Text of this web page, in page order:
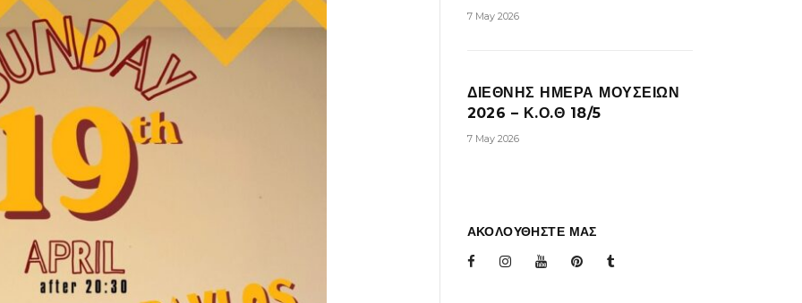
7 May 2026
ΔΙΕΘΝΗΣ ΗΜΕΡΑ ΜΟΥΣΕΙΩΝ
2026 – Κ.Ο.Θ 18/5
7 May 2026
ΑΚΟΛΟΥΘΗΣΤΕ ΜΑΣ